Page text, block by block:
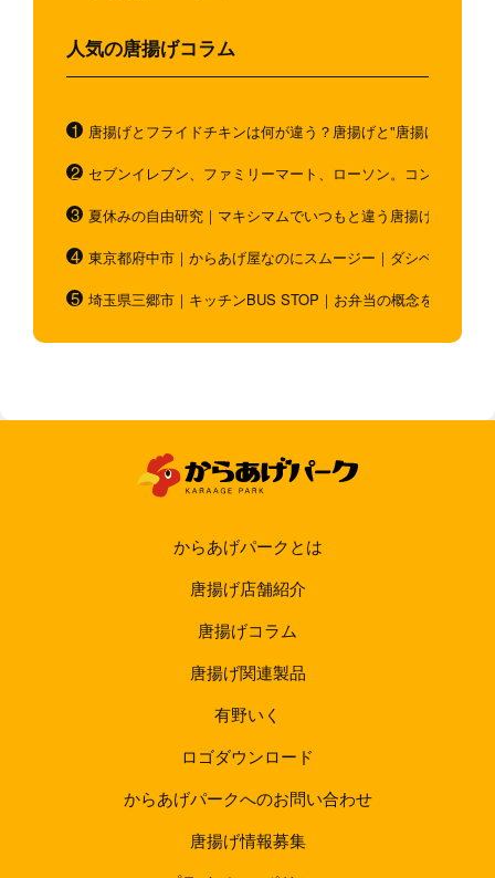
人気の唐揚げコラム
唐揚げとフライドチキンは何が違う？唐揚げと"唐揚げと似て
セブンイレブン、ファミリーマート、ローソン。コンビニの
夏休みの自由研究｜マキシマムでいつもと違う唐揚げを作ろう
東京都府中市｜からあげ屋なのにスムージー｜ダシベース唐
埼玉県三郷市｜キッチンBUS STOP｜お弁当の概念を超越！
からあげパークとは
唐揚げ店舗紹介
唐揚げコラム
唐揚げ関連製品
有野いく
ロゴダウンロード
からあげパークへのお問い合わせ
唐揚げ情報募集